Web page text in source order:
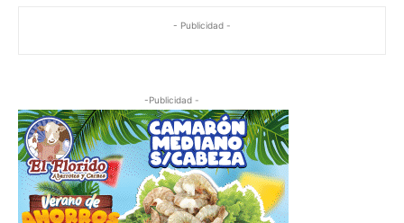
- Publicidad -
-Publicidad -